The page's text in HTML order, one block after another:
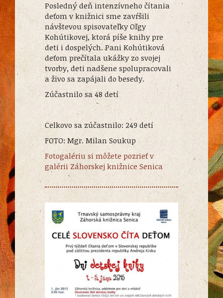
Posledný deň intenzívneho čítania
deťom v knižnici sme zavŕšili
návštevou spisovateľky Oľgy
Kohútikovej, ktorá píše knihy pre
deti i dospelých. Pani Kohútiková
deťom prečítala ukážky zo svojej
tvorby, deti nadšene spolupracovali
a živo sa zapájali do besedy.
Zúčastnilo sa 48 detí
Celkovo sa zúčastnilo: 249 detí
FOTO: Mgr. Milan Soukup
Fotogalériu si môžete pozrieť v
galérii Záhorskej knižnice Senica